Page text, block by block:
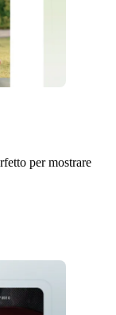
per mostrare